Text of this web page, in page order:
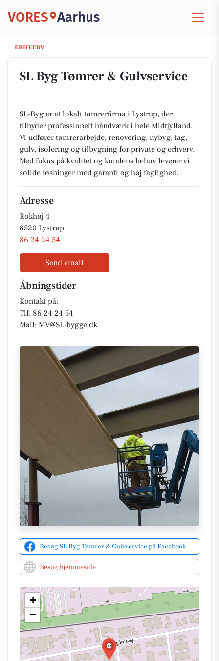
VORES Aarhus
ERHVERV
SL Byg Tømrer & Gulvservice
SL Byg Tømrer & Gulvservice
SL-Byg er et lokalt tømrerfirma i Lystrup, der
tilbyder professionelt håndværk i hele Midtjylland.
Vi udfører tømrerarbejde, renovering, nybyg, tag,
gulv, isolering og tilbygning for private og erhverv.
Med fokus på kvalitet og kundens behov leverer vi
solide løsninger med garanti og høj faglighed.
Adresse
Rokhøj 4
8520 Lystrup
86 24 24 54
Send email
Åbningstider
Kontakt på:
Tlf: 86 24 24 54
Mail: MV@SL-bygge.dk
Besøg SL Byg Tømrer & Gulvservice på Facebook
Besøg hjemmeside
+
−